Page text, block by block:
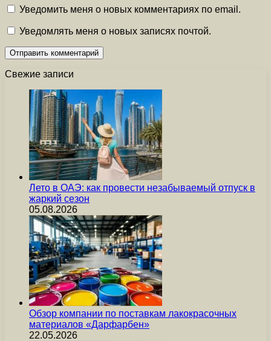
Уведомить меня о новых комментариях по email.
Уведомлять меня о новых записях почтой.
Свежие записи
Лето в ОАЭ: как провести незабываемый отпуск в
жаркий сезон
05.08.2026
Обзор компании по поставкам лакокрасочных
материалов «Дарфарбен»
22.05.2026